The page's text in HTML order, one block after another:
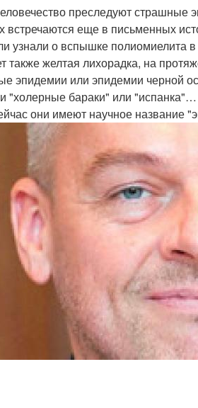
преследуют
встречаются еще в письменных
узнали о вспышке полиомиелита
желтая лихорадка, на
эпидемии или эпидемии черной
и "холерные бараки" или
они имеют научное название